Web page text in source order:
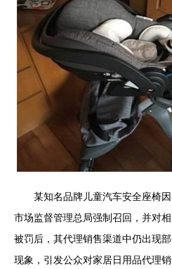
某知名品牌儿童汽车安全座椅
市场监督管理总局强制召回，并对
被罚后，其代理销售渠道中仍出现
现象，引发公众对家居日用品代理